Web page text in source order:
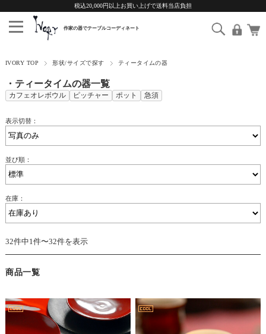
税込20,000円以上お買い上げで送料当店負担
IVORY TOP 形状/サイズで探す ティータイムの器
・ティータイムの器一覧
カフェオレボウル ピッチャー ポット 急須
表示切替：
並び順：
在庫：
32件中1件〜32件を表示
商品一覧